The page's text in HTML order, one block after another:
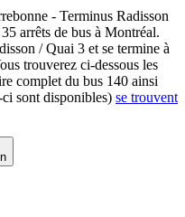
- Terminus Radisson
arrêts de bus à Montréal.
/ Quai 3 et se termine à
trouverez ci-dessous les
complet du bus 140 ainsi
ci sont disponibles) se trouvent